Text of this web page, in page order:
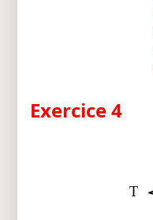
Exercice 4
T